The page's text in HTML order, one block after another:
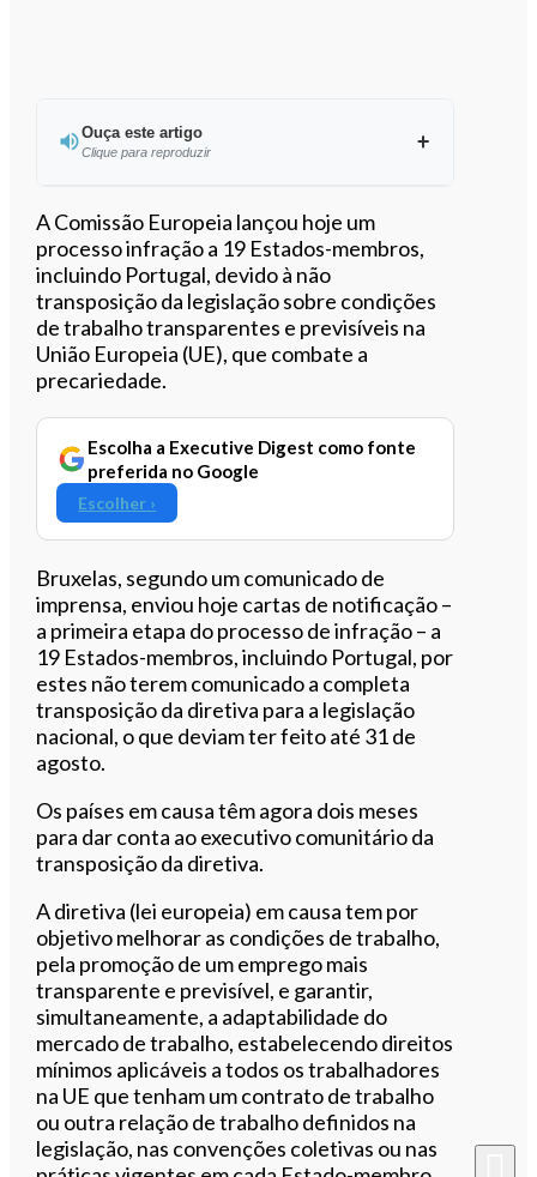
Ouça este artigo
Clique para reproduzir
Ouvir este artigo
A Comissão Europeia lançou hoje um
processo infração a 19 Estados-membros,
incluindo Portugal, devido à não
transposição da legislação sobre condições
de trabalho transparentes e previsíveis na
União Europeia (UE), que combate a
precariedade.
Escolha a Executive Digest como fonte
preferida no Google
Escolher ›
Bruxelas, segundo um comunicado de
imprensa, enviou hoje cartas de notificação –
a primeira etapa do processo de infração – a
19 Estados-membros, incluindo Portugal, por
estes não terem comunicado a completa
transposição da diretiva para a legislação
nacional, o que deviam ter feito até 31 de
agosto.
Os países em causa têm agora dois meses
para dar conta ao executivo comunitário da
transposição da diretiva.
A diretiva (lei europeia) em causa tem por
objetivo melhorar as condições de trabalho,
pela promoção de um emprego mais
transparente e previsível, e garantir,
simultaneamente, a adaptabilidade do
mercado de trabalho, estabelecendo direitos
mínimos aplicáveis a todos os trabalhadores
na UE que tenham um contrato de trabalho
ou outra relação de trabalho definidos na
legislação, nas convenções coletivas ou nas